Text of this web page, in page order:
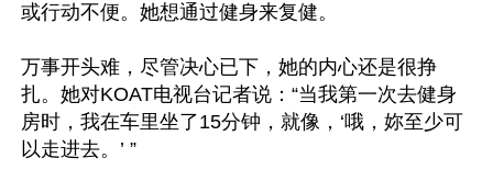
或行动不便。她想通过健身来复健。
万事开头难，尽管决心已下，她的内心还是很挣
扎。她对KOAT电视台记者说：“当我第一次去健身
房时，我在车里坐了15分钟，就像，‘哦，妳至少可
以走进去。’ ”